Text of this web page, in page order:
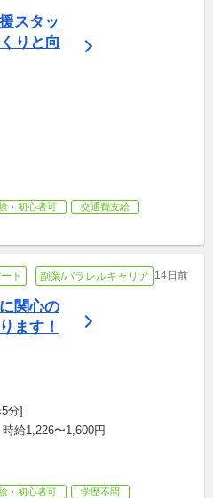
スタッ
りと向
・初心者可
交通費支給
ト 副業/パラレルキャリア 14日前
関心の
ます！
分]
給1,226〜1,600円
・初心者可
学歴不問